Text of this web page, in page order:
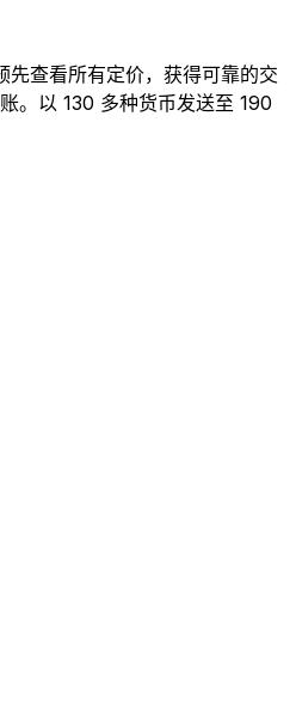
先查看所有定价，获得可靠的交
。以 130 多种货币发送至 190